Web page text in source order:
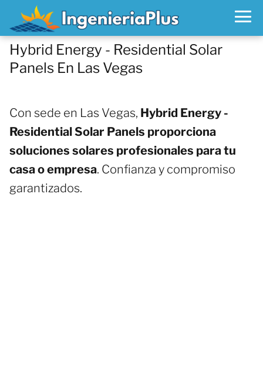
Hybrid Energy - Residential Solar
Panels En Las Vegas
Con sede en Las Vegas, Hybrid Energy -
Residential Solar Panels proporciona
soluciones solares profesionales para tu
casa o empresa. Confianza y compromiso
garantizados.